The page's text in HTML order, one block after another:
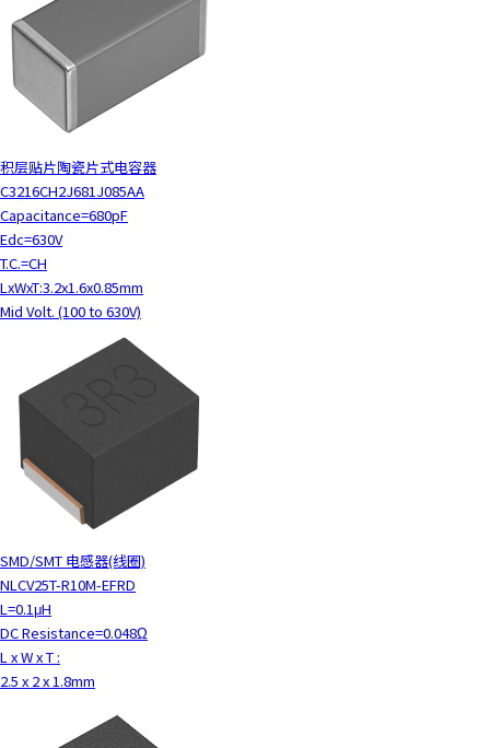
积层贴片陶瓷片式电容器
C3216CH2J681J085AA
Capacitance=680pF
Edc=630V
T.C.=CH
LxWxT:3.2x1.6x0.85mm
Mid Volt. (100 to 630V)
SMD/SMT 电感器(线圈)
NLCV25T-R10M-EFRD
L=0.1μH
DC Resistance=0.048Ω
L x W x T :
2.5 x 2 x 1.8mm